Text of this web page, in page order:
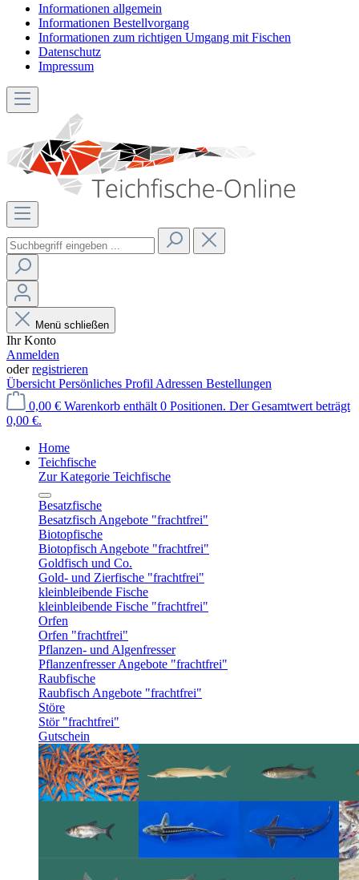
Informationen allgemein
Informationen Bestellvorgang
Informationen zum richtigen Umgang mit Fischen
Datenschutz
Impressum
Menü schließen
Ihr Konto
Anmelden
oderregistrieren
Übersicht Persönliches Profil Adressen Bestellungen
0,00 € Warenkorb enthält 0 Positionen. Der Gesamtwert beträgt
0,00 €.
Home
Teichfische
Zur Kategorie Teichfische
Besatzfische
Besatzfisch Angebote "frachtfrei"
Biotopfische
Biotopfisch Angebote "frachtfrei"
Goldfisch und Co.
Gold- und Zierfische "frachtfrei"
kleinbleibende Fische
kleinbleibende Fische "frachtfrei"
Orfen
Orfen "frachtfrei"
Pflanzen- und Algenfresser
Pflanzenfresser Angebote "frachtfrei"
Raubfische
Raubfisch Angebote "frachtfrei"
Störe
Stör "frachtfrei"
Gutschein